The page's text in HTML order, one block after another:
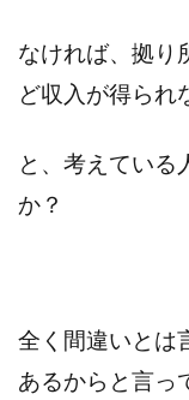
なければ、拠り
ど収入が得られ
と、考えている
か？
全く間違いとは
あるからと言っ